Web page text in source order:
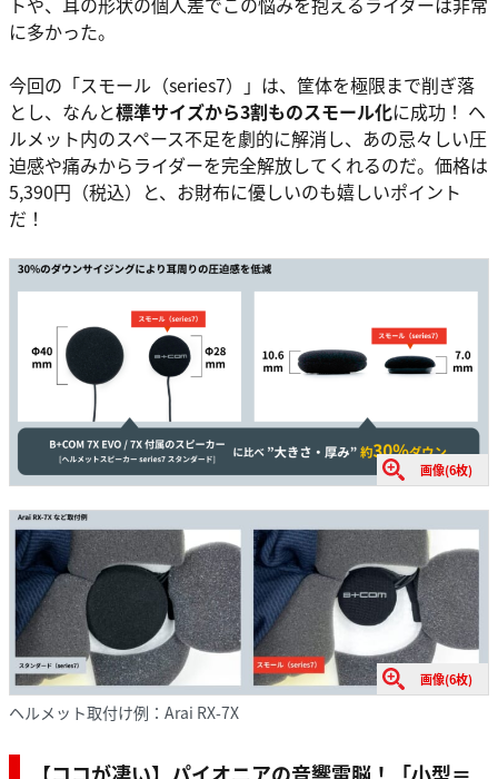
に多かった。
今回の「スモール（series7）」は、筐体を極限まで削ぎ落
とし、なんと標準サイズから3割ものスモール化に成功！ ヘ
ルメット内のスペース不足を劇的に解消し、あの忌々しい圧
迫感や痛みからライダーを完全解放してくれるのだ。価格は
5,390円（税込）と、お財布に優しいのも嬉しいポイント
だ！
画像(6枚)
画像(6枚)
ヘルメット取付け例：Arai RX-7X